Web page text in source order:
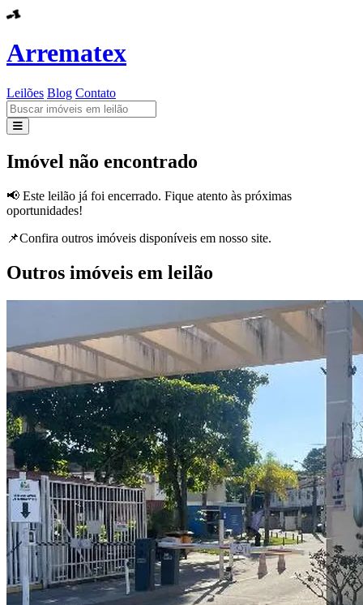
Arrematex
Leilões Blog Contato
Leilões
Imóvel não encontrado
📢 Este leilão já foi encerrado. Fique atento às próximas
oportunidades!
📌Confira outros imóveis disponíveis em nosso site.
Outros imóveis em leilão